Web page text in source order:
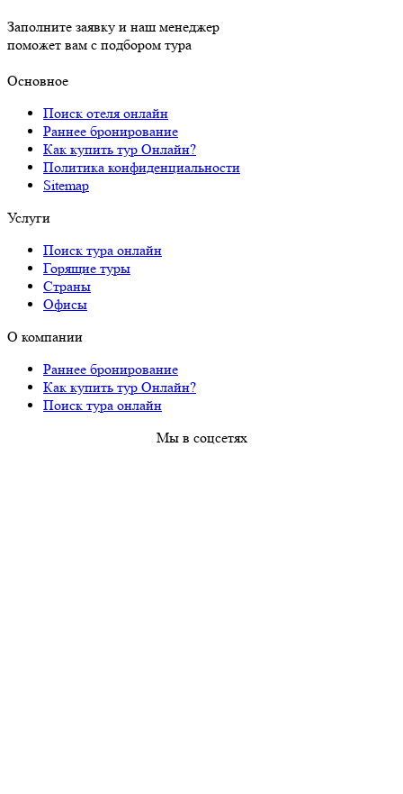
Заполните заявку и наш менеджер
поможет вам с подбором тура
Основное
Поиск отеля онлайн
Раннее бронирование
Как купить тур Онлайн?
Политика конфиденциальности
Sitemap
Услуги
Поиск тура онлайн
Горящие туры
Страны
Офисы
О компании
Раннее бронирование
Как купить тур Онлайн?
Поиск тура онлайн
Мы в соцсетях